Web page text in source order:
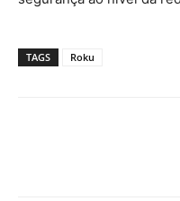
TAGS Roku